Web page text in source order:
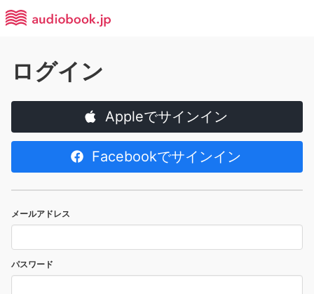
ログイン
Appleでサインイン
Facebookでサインイン
メールアドレス
パスワード